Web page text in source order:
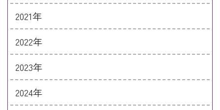
2021年
2022年
2023年
2024年